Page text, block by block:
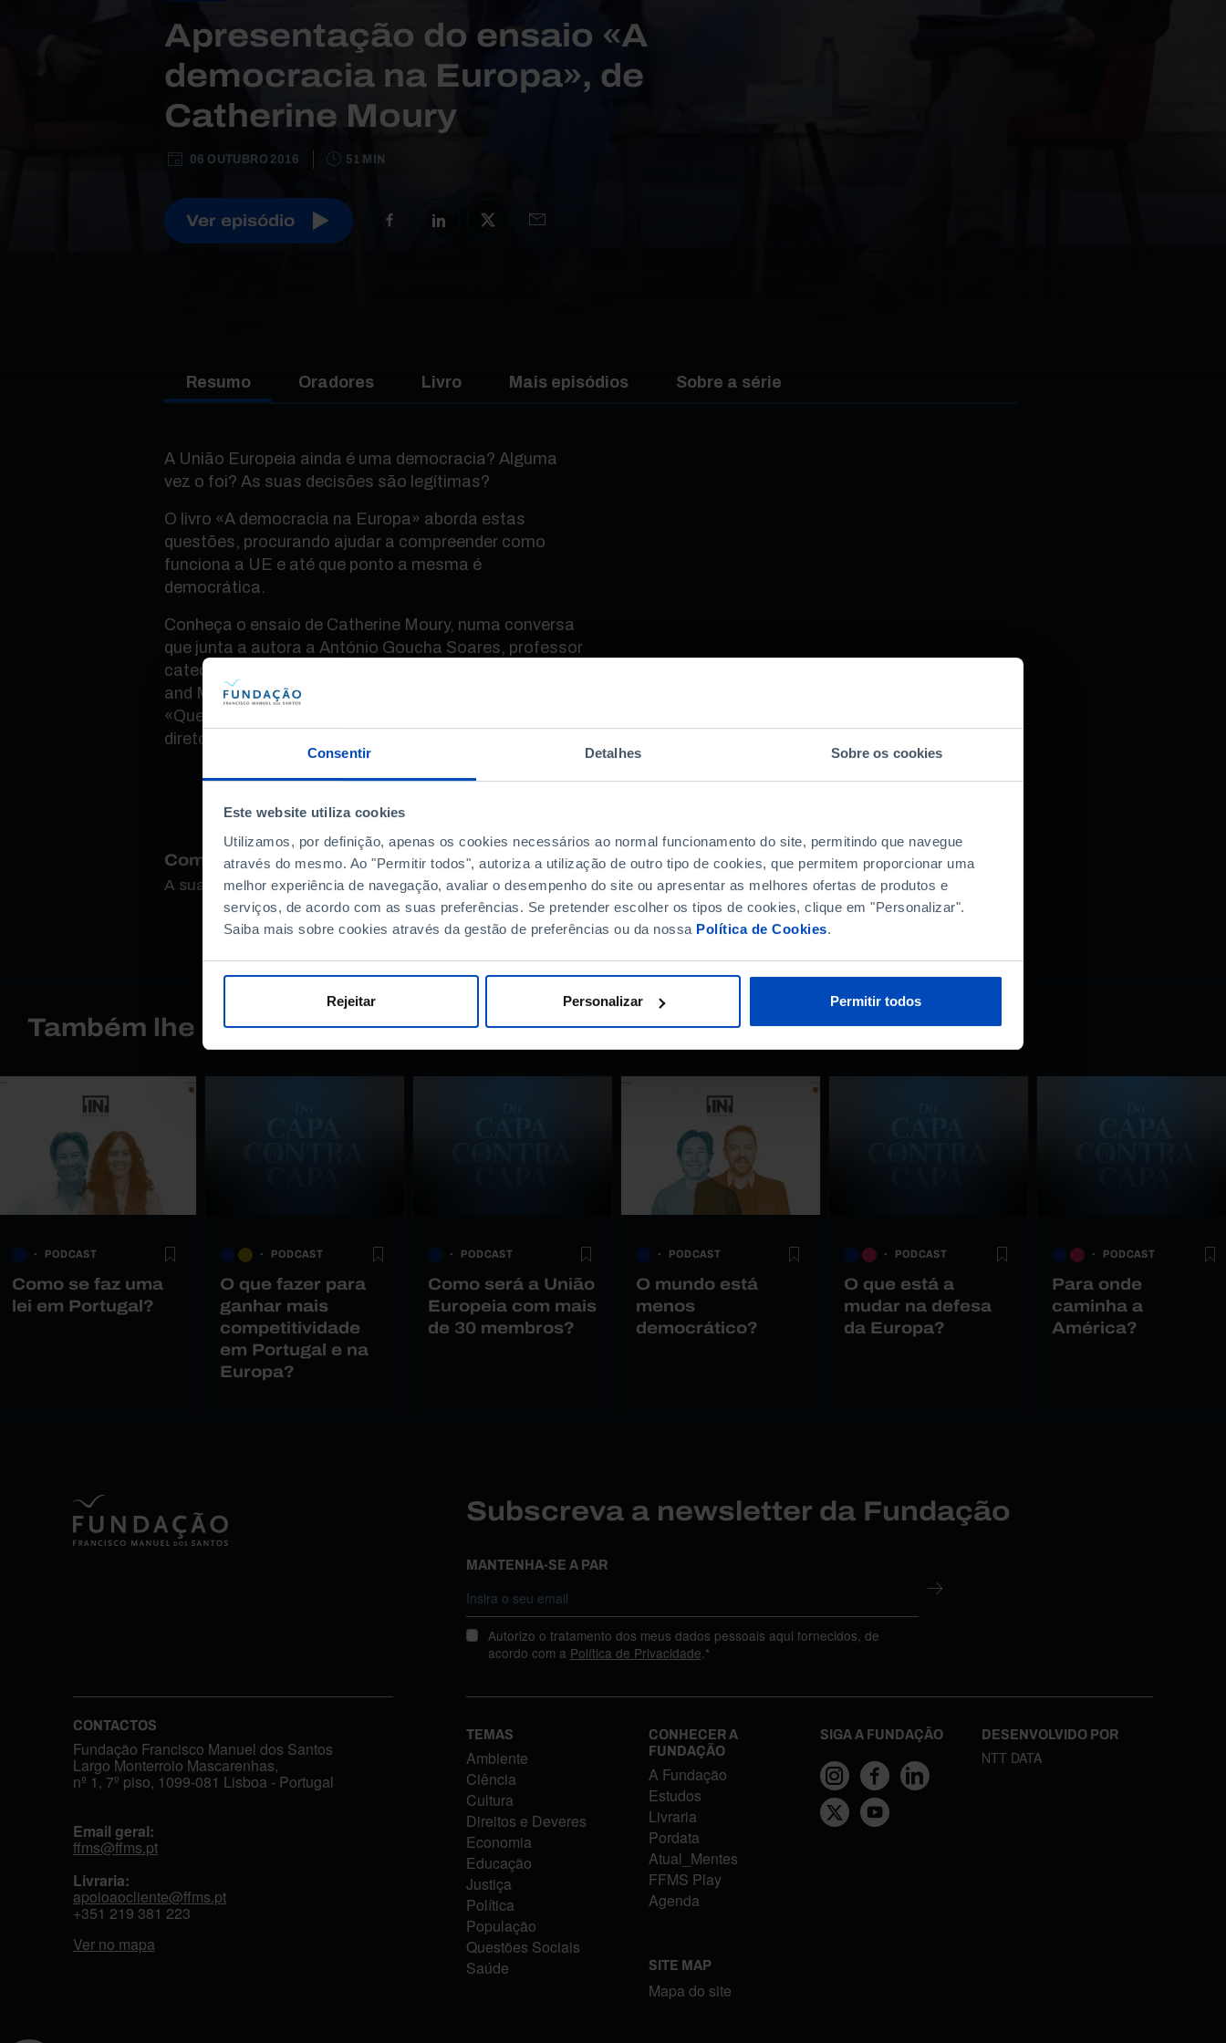
Consentir Detalhes Sobre os cookies
Este website utiliza cookies
Utilizamos, por definição, apenas os cookies necessários ao normal funcionamento do site, permitindo que navegue
através do mesmo. Ao "Permitir todos", autoriza a utilização de outro tipo de cookies, que permitem proporcionar uma
melhor experiência de navegação, avaliar o desempenho do site ou apresentar as melhores ofertas de produtos e
serviços, de acordo com as suas preferências. Se pretender escolher os tipos de cookies, clique em "Personalizar".
Saiba mais sobre cookies através da gestão de preferências ou da nossa Política de Cookies.
Rejeitar Personalizar Permitir todos
Apresentação do ensaio «A
democracia na Europa», de
Catherine Moury
06 OUTUBRO 2016 51 MIN
Ver episódio
Resumo Oradores Livro Mais episódios Sobre a série
A União Europeia ainda é uma democracia? Alguma
vez o foi? As suas decisões são legítimas?
O livro «A democracia na Europa» aborda estas
questões, procurando ajudar a compreender como
funciona a UE e até que ponto a mesma é
democrática.
Conheça o ensaio de Catherine Moury, numa conversa
que junta a autora a António Goucha Soares, professor
catedrático de Direito na Lisbon School of Economics
and Management (ISEG) no Encontro da Fundação
«Que Democracia?». Moderação de António Araújo,
diretor de publicações da Fundação.
Como avalia este conteúdo?
A sua opinião é importante.
Também lhe pode interessar
PODCAST
Como se faz uma
lei em Portugal?
PODCAST
O que fazer para
ganhar mais
competitividade
em Portugal e na
Europa?
PODCAST
Como será a União
Europeia com mais
de 30 membros?
PODCAST
O mundo está
menos
democrático?
PODCAST
O que está a
mudar na defesa
da Europa?
PODCAST
Para onde
caminha a
América?
Subscreva a newsletter da Fundação
MANTENHA-SE A PAR
Autorizo o tratamento dos meus dados pessoais aqui fornecidos, de
acordo com a Política de Privacidade .*
CONTACTOS
Fundação Francisco Manuel dos Santos
Largo Monterroio Mascarenhas,
nº 1, 7º piso, 1099-081 Lisboa - Portugal
Email geral:
ffms@ffms.pt
Livraria:
apoioaocliente@ffms.pt
+351 219 381 223
Ver no mapa
TEMAS
Ambiente
Ciência
Cultura
Direitos e Deveres
Economia
Educação
Justiça
Política
População
Questões Sociais
Saúde
CONHECER A
FUNDAÇÃO
A Fundação
Estudos
Livraria
Pordata
Atual_Mentes
FFMS Play
Agenda
SITE MAP
Mapa do site
SIGA A FUNDAÇÃO DESENVOLVIDO POR
NTT DATA